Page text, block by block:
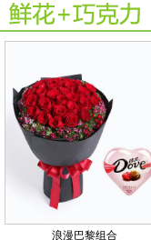
浪漫巴黎组合